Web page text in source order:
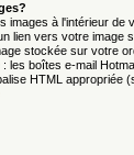
images à l'intérieur
lien vers votre image
stockée sur votre
les boîtes e-mail
HTML appropriée